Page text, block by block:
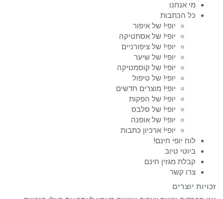
מי אנחנו
כל הכתבות
יופי! של איפור
יופי! של אסתטיקה
יופי! של ציפורניים
יופי! של שיער
יופי! של קוסמטיקה
יופי! של טיפול
יופי! מוצרים חדשים
יופי! של הפקות
יופי! של סלבס
יופי! של אופנה
יופי! ארכיון כתבות
לוח יופי חינם!
ביוטי טיוב
קבלת מגזין חינם
צרו קשר
זכויות יוצרים